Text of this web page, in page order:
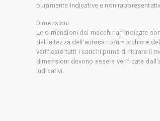
puramente indicative e non
Dimensioni
Le dimensioni dei macchinari indicate
dell'altezza dell'autocarro/rimorchio e
verificare tutti i carichi prima di ritirare il
dimensioni devono essere verificate
indicativi.